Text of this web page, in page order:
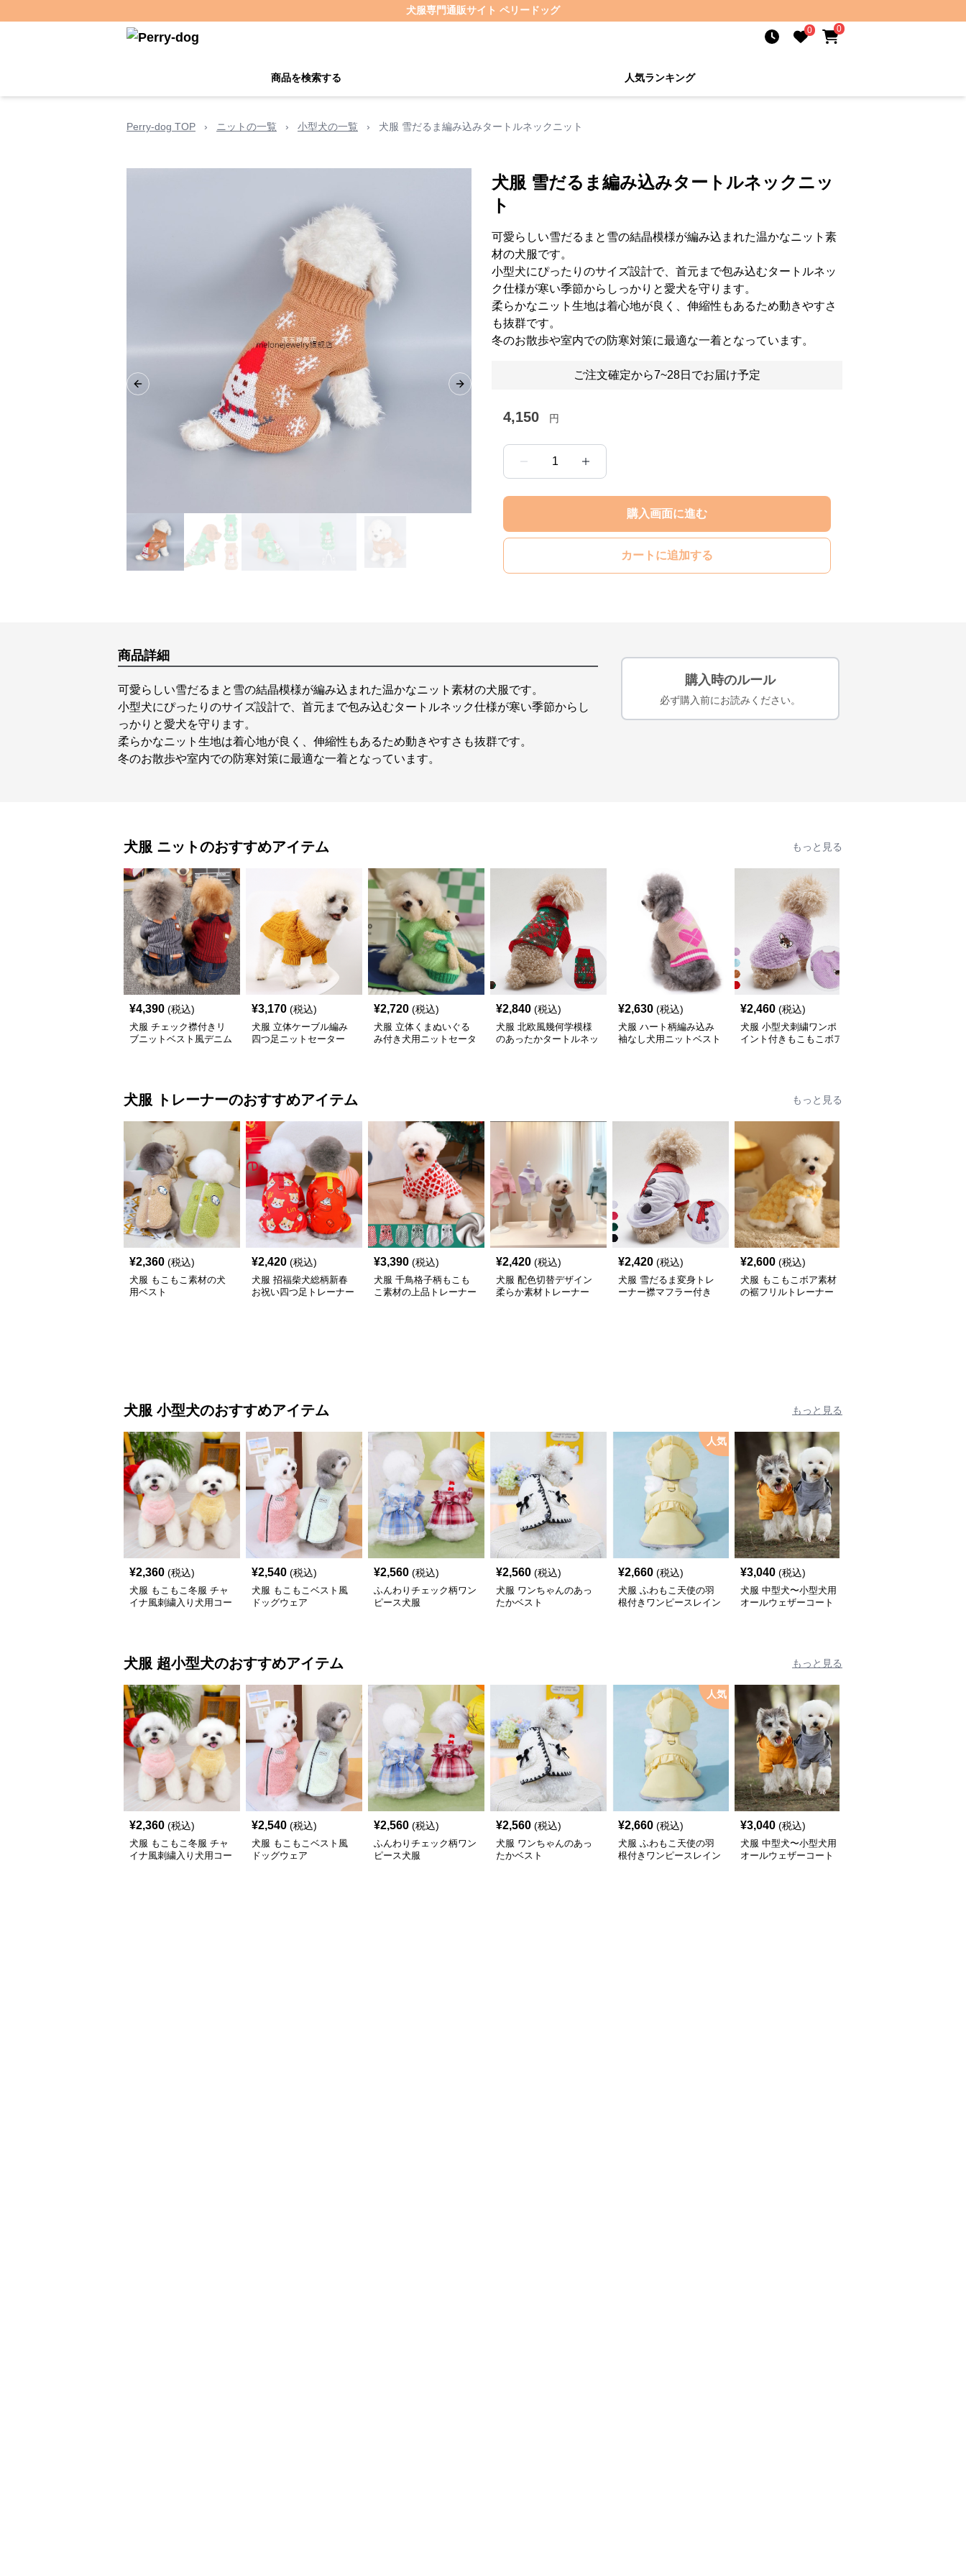
犬服専門通販サイト ペリードッグ
0 0
商品を検索する 人気ランキング
Perry-dog TOP › ニットの一覧 › 小型犬の一覧 › 犬服 雪だるま編み込みタートルネックニット
Previous slide Next slide
犬服 雪だるま編み込みタートルネックニッ
ト
可愛らしい雪だるまと雪の結晶模様が編み込まれた温かなニット素
材の犬服です。
小型犬にぴったりのサイズ設計で、首元まで包み込むタートルネッ
ク仕様が寒い季節からしっかりと愛犬を守ります。
柔らかなニット生地は着心地が良く、伸縮性もあるため動きやすさ
も抜群です。
冬のお散歩や室内での防寒対策に最適な一着となっています。
ご注文確定から7~28日でお届け予定
4,150 円
1
購入画面に進む
カートに追加する
商品詳細
可愛らしい雪だるまと雪の結晶模様が編み込まれた温かなニット素材の犬服です。
小型犬にぴったりのサイズ設計で、首元まで包み込むタートルネック仕様が寒い季節からし
っかりと愛犬を守ります。
柔らかなニット生地は着心地が良く、伸縮性もあるため動きやすさも抜群です。
冬のお散歩や室内での防寒対策に最適な一着となっています。
購入時のルール
必ず購入前にお読みください。
犬服 ニットのおすすめアイテム もっと見る
¥4,390 (税込)
犬服 チェック襟付きリ
ブニットベスト風デニム
¥3,170 (税込)
犬服 立体ケーブル編み
四つ足ニットセーター
¥2,720 (税込)
犬服 立体くまぬいぐる
み付き犬用ニットセータ
¥2,840 (税込)
犬服 北欧風幾何学模様
のあったかタートルネッ
¥2,630 (税込)
犬服 ハート柄編み込み
袖なし犬用ニットベスト
¥2,460 (税込)
犬服 小型犬刺繍ワンポ
イント付きもこもこボア
犬服 トレーナーのおすすめアイテム もっと見る
¥2,360 (税込)
犬服 もこもこ素材の犬
用ベスト
¥2,420 (税込)
犬服 招福柴犬総柄新春
お祝い四つ足トレーナー
¥3,390 (税込)
犬服 千鳥格子柄もこも
こ素材の上品トレーナー
¥2,420 (税込)
犬服 配色切替デザイン
柔らか素材トレーナー
¥2,420 (税込)
犬服 雪だるま変身トレ
ーナー襟マフラー付き
¥2,600 (税込)
犬服 もこもこボア素材
の裾フリルトレーナー
犬服 小型犬のおすすめアイテム もっと見る
¥2,360 (税込)
犬服 もこもこ冬服 チャ
イナ風刺繍入り犬用コー
¥2,540 (税込)
犬服 もこもこベスト風
ドッグウェア
¥2,560 (税込)
ふんわりチェック柄ワン
ピース犬服
¥2,560 (税込)
犬服 ワンちゃんのあっ
たかベスト
人気
¥2,660 (税込)
犬服 ふわもこ天使の羽
根付きワンピースレイン
¥3,040 (税込)
犬服 中型犬〜小型犬用
オールウェザーコート
犬服 超小型犬のおすすめアイテム もっと見る
¥2,360 (税込)
犬服 もこもこ冬服 チャ
イナ風刺繍入り犬用コー
¥2,540 (税込)
犬服 もこもこベスト風
ドッグウェア
¥2,560 (税込)
ふんわりチェック柄ワン
ピース犬服
¥2,560 (税込)
犬服 ワンちゃんのあっ
たかベスト
人気
¥2,660 (税込)
犬服 ふわもこ天使の羽
根付きワンピースレイン
¥3,040 (税込)
犬服 中型犬〜小型犬用
オールウェザーコート